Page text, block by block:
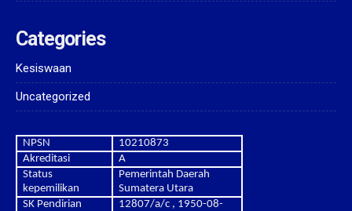
Categories
Kesiswaan
Uncategorized
NPSN
10210873
Akreditasi
A
Status
kepemilikan
Pemerintah Daerah
Sumatera Utara
SK Pendirian
12807/a/c , 1950-08-